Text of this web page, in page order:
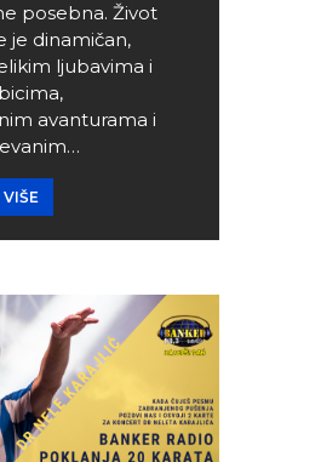
posebna. Život
je dinamičan,
ljubavima i
avanturama i